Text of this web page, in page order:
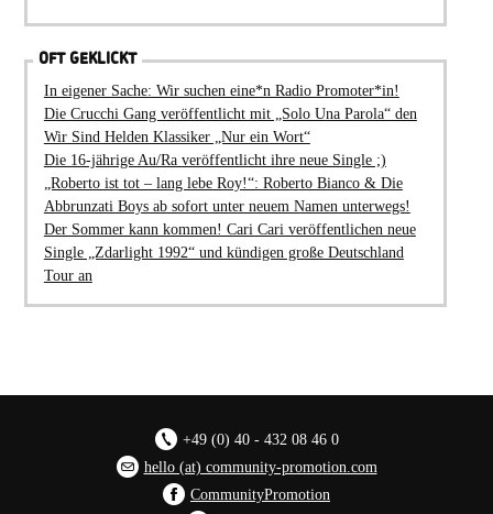
OFT GEKLICKT
In eigener Sache: Wir suchen eine*n Radio Promoter*in!
Die Crucchi Gang veröffentlicht mit „Solo Una Parola“ den
Wir Sind Helden Klassiker „Nur ein Wort“
Die 16-jährige Au/Ra veröffentlicht ihre neue Single ;)
„Roberto ist tot – lang lebe Roy!“: Roberto Bianco & Die
Abbrunzati Boys ab sofort unter neuem Namen unterwegs!
Der Sommer kann kommen! Cari Cari veröffentlichen neue
Single „Zdarlight 1992“ und kündigen große Deutschland
Tour an
+49 (0) 40 - 432 08 46 0
hello (at) community-promotion.com
CommunityPromotion